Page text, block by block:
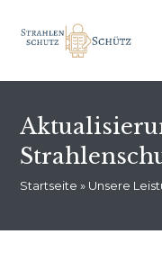
Startseite » Unsere